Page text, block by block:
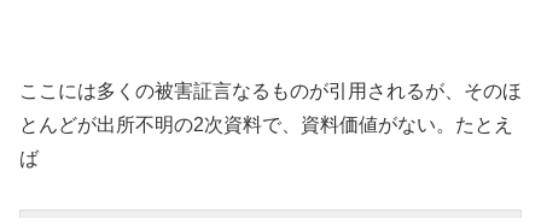
ここには多くの被害証言なるものが引用されるが、そのほ
とんどが出所不明の2次資料で、資料価値がない。たとえ
ば